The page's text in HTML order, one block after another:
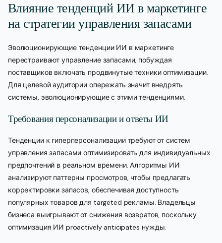
Влияние тенденций ИИ в маркетинге
на стратегии управления запасами
Эволюционирующие тенденции ИИ в маркетинге
перестраивают управление запасами, побуждая
поставщиков включать продвинутые техники оптимизации.
Для целевой аудитории опережать значит внедрять
системы, эволюционирующие с этими тенденциями.
Требования персонализации и ответы ИИ
Тенденции к гиперперсонализации требуют от систем
управления запасами оптимизировать для индивидуальных
предпочтений в реальном времени. Алгоритмы ИИ
анализируют паттерны просмотров, чтобы предлагать
корректировки запасов, обеспечивая доступность
популярных товаров для targeted рекламы. Владельцы
бизнеса выигрывают от снижения возвратов, поскольку
оптимизация ИИ proactively anticipates нужды.